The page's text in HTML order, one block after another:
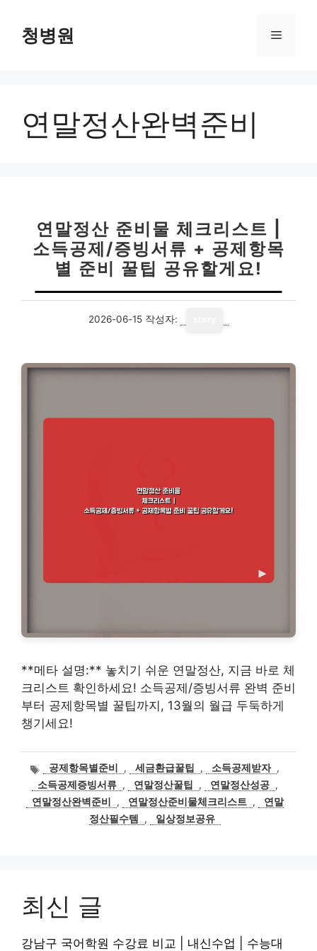
청병원 메
연말정산완벽준비
연말정산 준비물 체크리스트 |
소득공제/증빙서류 + 공제항목
별 준비 꿀팁 공유할게요!
2026-06-15 작성자:
**메타 설명:** 놓치기 쉬운 연말정산, 지금 바로 체
크리스트 확인하세요! 소득공제/증빙서류 완벽 준비
부터 공제항목별 꿀팁까지, 13월의 월급 두둑하게
챙기세요!
태
그
공제항목별준비 , 세금환급꿀팁 , 소득공제받자 ,
소득공제증빙서류 , 연말정산꿀팁 , 연말정산성공 ,
연말정산완벽준비
, 연말정산준비물체크리스트 ,
연말
정산필수템
, 일상정보공유
최신 글
강남구 국어학원 수강료 비교 | 내신수업 | 수능대